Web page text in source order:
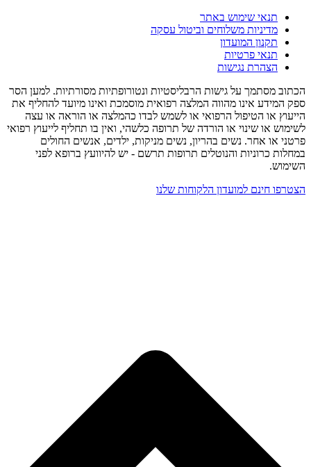
תנאי שימוש באתר
מדיניות משלוחים וביטול עסקה
תקנון המועדון
תנאי פרטיות
הצהרת נגישות
הכתוב מסתמך על גישות הרבליסטיות ונטורופתיות מסורתיות. למען הסר
ספק המידע אינו מהווה המלצה רפואית מוסמכת ואינו מיועד להחליף את
הייעוץ או הטיפול הרפואי או לשמש לבדו כהמלצה או הוראה או עצה
לשימוש או שינוי או הורדה של תרופה כלשהי, ואין בו תחליף לייעוץ רפואי
פרטני או אחר. נשים בהריון, נשים מניקות, ילדים, אנשים החולים
במחלות כרוניות והנוטלים תרופות תרשם - יש להיוועץ ברופא לפני
השימוש.
הצטרפו חינם למועדון הלקוחות שלנו